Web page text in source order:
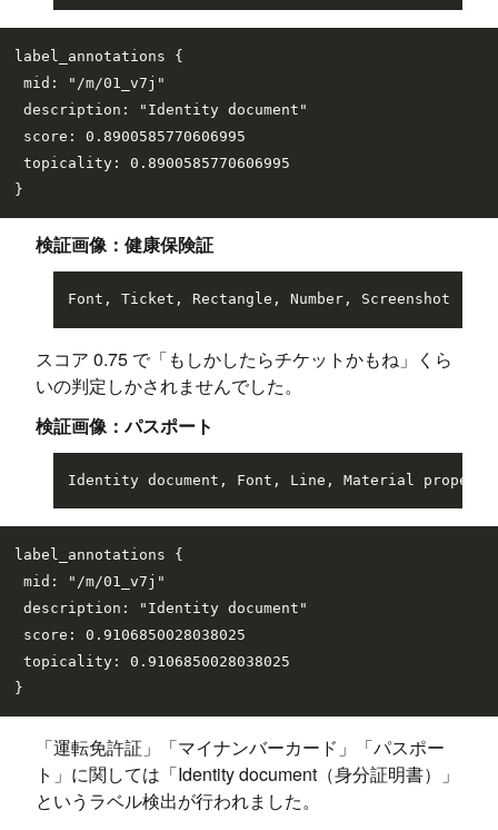
label_annotations {
mid: "/m/01_v7j"
description: "Identity document"
score: 0.8900585770606995
topicality: 0.8900585770606995
検証画像：健康保険証
スコア 0.75 で「もしかしたらチケットかもね」くら
いの判定しかされませんでした。
検証画像：パスポート
label_annotations {
mid: "/m/01_v7j"
description: "Identity document"
score: 0.9106850028038025
topicality: 0.9106850028038025
「運転免許証」「マイナンバーカード」「パスポー
ト」に関しては「Identity document（身分証明書）」
というラベル検出が行われました。